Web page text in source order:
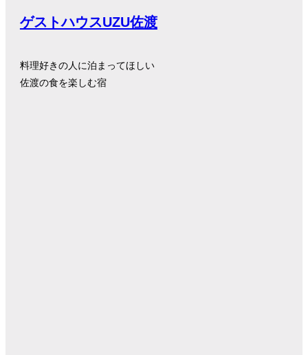
ゲストハウスUZU佐渡
料理好きの人に泊まってほしい
佐渡の食を楽しむ宿